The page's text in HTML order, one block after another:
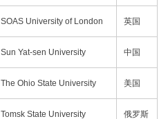
SOAS University of London 英国
Sun Yat-sen University 中国
The Ohio State University 美国
Tomsk State University 俄罗斯